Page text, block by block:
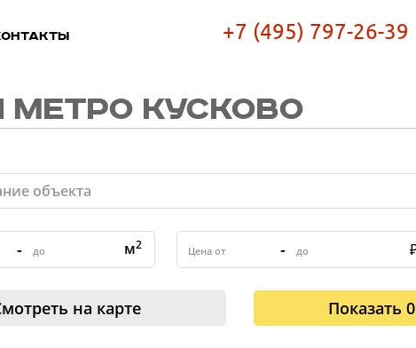
+7 (495) 797-26-39
КУСКОВО
- м2 -
на карте Показать0